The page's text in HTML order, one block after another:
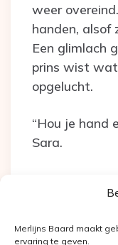
Merlijns Baard maakt
ervaring te geven.
weer
handen, alsof
Een glimlach
prins wist
opgelucht.
“Hou je hand
Sara.
en voelde
zag wat het